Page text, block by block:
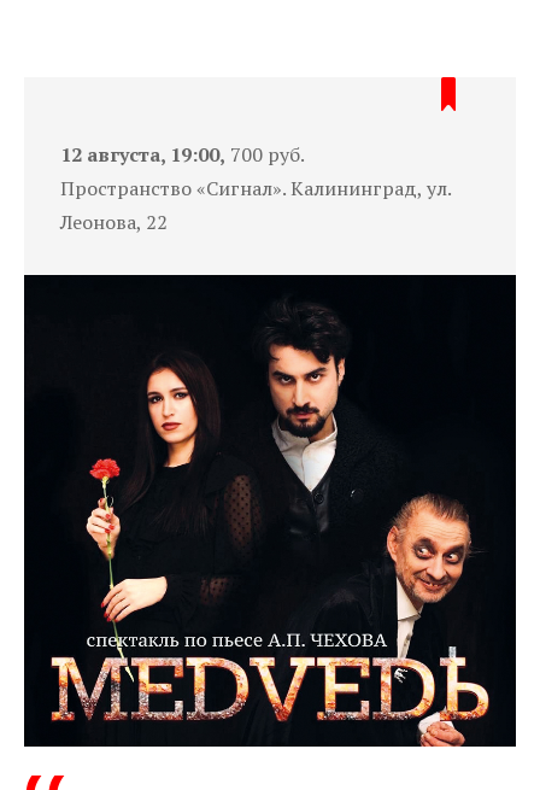
12 августа, 19:00, 700 руб.
Пространство «Сигнал». Калининград, ул.
Леонова, 22